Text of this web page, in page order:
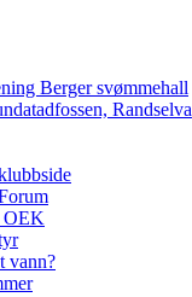
Berger svømmehall
Randselva
OEK
vann?